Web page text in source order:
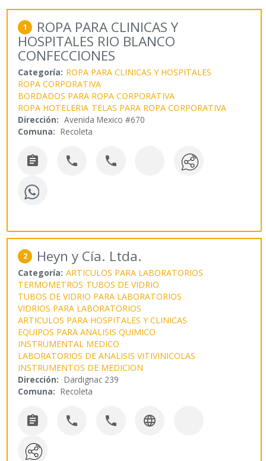
1 ROPA PARA CLINICAS Y
HOSPITALES RIO BLANCO
CONFECCIONES
Categoría: ROPA PARA CLINICAS Y HOSPITALES
ROPA CORPORATIVA
BORDADOS PARA ROPA CORPORATIVA
ROPA HOTELERIA TELAS PARA ROPA CORPORATIVA
Dirección: Avenida Mexico #670
Comuna: Recoleta
  
2 Heyn y Cía. Ltda.
Categoría: ARTICULOS PARA LABORATORIOS
TERMOMETROS TUBOS DE VIDRIO
TUBOS DE VIDRIO PARA LABORATORIOS
VIDRIOS PARA LABORATORIOS
ARTICULOS PARA HOSPITALES Y CLINICAS
EQUIPOS PARA ANALISIS QUIMICO
INSTRUMENTAL MEDICO
LABORATORIOS DE ANALISIS VITIVINICOLAS
INSTRUMENTOS DE MEDICION
Dirección: Dardignac 239
Comuna: Recoleta
   